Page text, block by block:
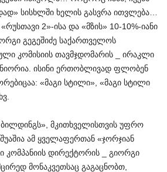
სისხლში ხელის გასვრა ითვლება…
2»-ისა და «მზის» 10-10%-იანი
გეგეშიძე საქართველოს
კომისიის თავმჯდომარის _ ირაკლი
ისინი ერთობლივად ფლობენ
«მაგი სტილი», «მაგი სტილი
ბილდინგს», მკითხველისთვის უფრო
ამ ყველაფერთან «ჯორჯიან
კომპანიის დირექტორის _ გიორგი
მონაკვეთსაც გაგაცნობთ,